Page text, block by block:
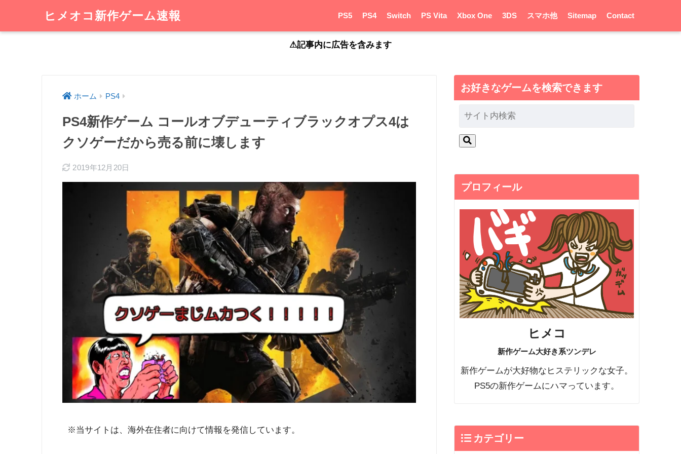
ヒメオコ新作ゲーム速報 PS5 PS4 Switch PS Vita Xbox One 3DS スマホ他 Sitemap Contact
⚠︎記事内に広告を含みます
ホーム PS4
PS4新作ゲーム コールオブデューティブラックオプス4は
クソゲーだから売る前に壊します
2019年12月20日
※当サイトは、海外在住者に向けて情報を発信しています。
お好きなゲームを検索できます
プロフィール
ヒメコ
新作ゲーム大好き系ツンデレ
新作ゲームが大好物なヒステリックな女子。
PS5の新作ゲームにハマっています。
カテゴリー